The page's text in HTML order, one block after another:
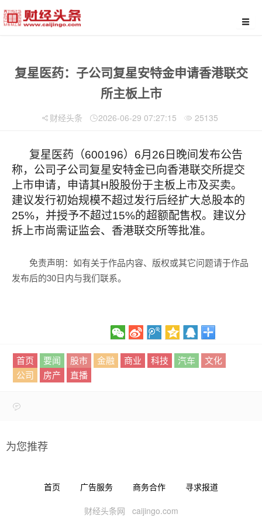
复星医药：子公司复星安特金申请香港联交
所主板上市
财经头条 2026-06-29 07:27:15 25135
复星医药（600196）6月26日晚间发布公告
称，公司子公司复星安特金已向香港联交所提交
上市申请，申请其H股股份于主板上市及买卖。
建议发行初始规模不超过发行后经扩大总股本的
25%，并授予不超过15%的超额配售权。建议分
拆上市尚需证监会、香港联交所等批准。
免责声明：如有关于作品内容、版权或其它问题请于作品
发布后的30日内与我们联系。
首页 要闻 股市 金融 商业 科技 汽车
文化
公司
房产 直播
为您推荐
首页 广告服务 商务合作 寻求报道
财经头条网 caijingo.com